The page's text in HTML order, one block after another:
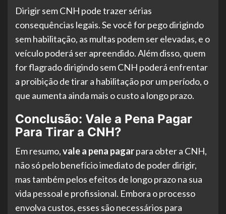
Dirigir sem CNH pode trazer sérias
consequências legais. Se você for pego dirigindo
sem habilitação, as multas podem ser elevadas, e o
veículo poderá ser apreendido. Além disso, quem
for flagrado dirigindo sem CNH poderá enfrentar
a proibição de tirar a habilitação por um período, o
que aumenta ainda mais o custo a longo prazo.
Conclusão: Vale a Pena Pagar
Para Tirar a CNH?
Em resumo,vale a pena pagarpara obter a CNH,
não só pelo benefício imediato de poder dirigir,
mas também pelos efeitos de longo prazo na sua
vida pessoal e profissional. Embora o processo
envolva custos, esses são necessários para